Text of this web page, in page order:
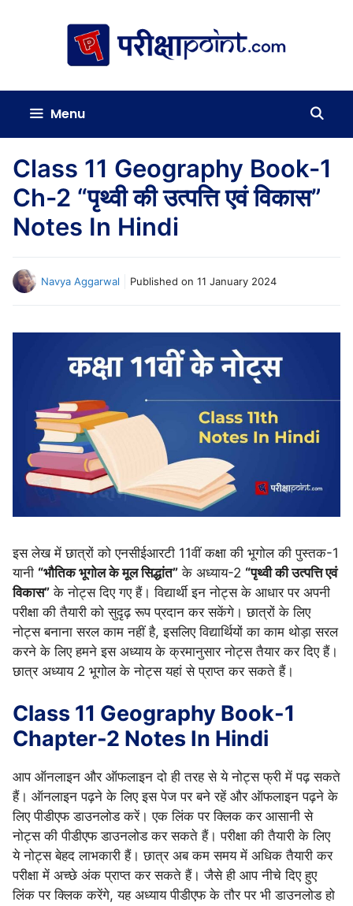
Menu
Class 11 Geography Book-1
Ch-2 “पृथ्वी की उत्पत्ति एवं विकास”
Notes In Hindi
Navya Aggarwal Published on 11 January 2024
इस लेख में छात्रों को एनसीईआरटी 11वीं कक्षा की भूगोल की पुस्तक-1
यानी “भौतिक भूगोल के मूल सिद्धांत” के अध्याय-2 “पृथ्वी की उत्पत्ति एवं
विकास” के नोट्स दिए गए हैं। विद्यार्थी इन नोट्स के आधार पर अपनी
परीक्षा की तैयारी को सुदृढ़ रूप प्रदान कर सकेंगे। छात्रों के लिए
नोट्स बनाना सरल काम नहीं है, इसलिए विद्यार्थियों का काम थोड़ा सरल
करने के लिए हमने इस अध्याय के क्रमानुसार नोट्स तैयार कर दिए हैं।
छात्र अध्याय 2 भूगोल के नोट्स यहां से प्राप्त कर सकते हैं।
Class 11 Geography Book-1
Chapter-2 Notes In Hindi
आप ऑनलाइन और ऑफलाइन दो ही तरह से ये नोट्स फ्री में पढ़ सकते
हैं। ऑनलाइन पढ़ने के लिए इस पेज पर बने रहें और ऑफलाइन पढ़ने के
लिए पीडीएफ डाउनलोड करें। एक लिंक पर क्लिक कर आसानी से
नोट्स की पीडीएफ डाउनलोड कर सकते हैं। परीक्षा की तैयारी के लिए
ये नोट्स बेहद लाभकारी हैं। छात्र अब कम समय में अधिक तैयारी कर
परीक्षा में अच्छे अंक प्राप्त कर सकते हैं। जैसे ही आप नीचे दिए हुए
लिंक पर क्लिक करेंगे, यह अध्याय पीडीएफ के तौर पर भी डाउनलोड हो